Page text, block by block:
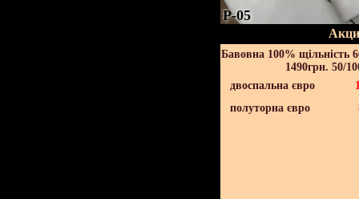
P-05
Бавовна 100% щільність
1490грн. 50/
двоспальна євро
полуторна євро